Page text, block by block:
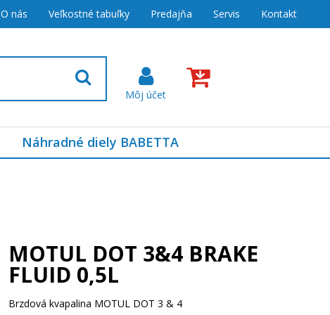
O nás Veľkostné tabuľky Predajňa Servis Kontakt
Náhradné diely BABETTA
MOTUL DOT 3&4 BRAKE
FLUID 0,5L
Brzdová kvapalina MOTUL DOT 3 & 4